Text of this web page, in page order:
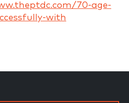
70-age-
with